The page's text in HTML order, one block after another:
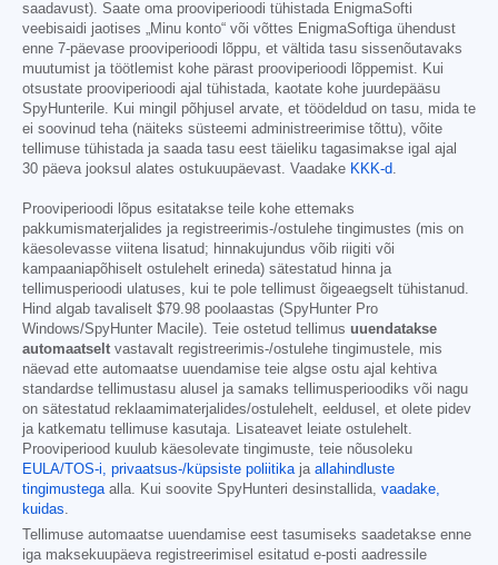
saadavust). Saate oma prooviperioodi tühistada EnigmaSofti
veebisaidi jaotises „Minu konto“ või võttes EnigmaSoftiga ühendust
enne 7-päevase prooviperioodi lõppu, et vältida tasu sissenõutavaks
muutumist ja töötlemist kohe pärast prooviperioodi lõppemist. Kui
otsustate prooviperioodi ajal tühistada, kaotate kohe juurdepääsu
SpyHunterile. Kui mingil põhjusel arvate, et töödeldud on tasu, mida te
ei soovinud teha (näiteks süsteemi administreerimise tõttu), võite
tellimuse tühistada ja saada tasu eest täieliku tagasimakse igal ajal
30 päeva jooksul alates ostukuupäevast. Vaadake KKK-d.
Prooviperioodi lõpus esitatakse teile kohe ettemaks
pakkumismaterjalides ja registreerimis-/ostulehe tingimustes (mis on
käesolevasse viitena lisatud; hinnakujundus võib riigiti või
kampaaniapõhiselt ostulehelt erineda) sätestatud hinna ja
tellimusperioodi ulatuses, kui te pole tellimust õigeaegselt tühistanud.
Hind algab tavaliselt $79.98 poolaastas (SpyHunter Pro
Windows/SpyHunter Macile). Teie ostetud tellimus uuendatakse
automaatselt vastavalt registreerimis-/ostulehe tingimustele, mis
näevad ette automaatse uuendamise teie algse ostu ajal kehtiva
standardse tellimustasu alusel ja samaks tellimusperioodiks või nagu
on sätestatud reklaamimaterjalides/ostulehelt, eeldusel, et olete pidev
ja katkematu tellimuse kasutaja. Lisateavet leiate ostulehelt.
Prooviperiood kuulub käesolevate tingimuste, teie nõusoleku
EULA/TOS-i, privaatsus-/küpsiste poliitikaja allahindluste
tingimustegaalla. Kui soovite SpyHunteri desinstallida, vaadake,
kuidas.
Tellimuse automaatse uuendamise eest tasumiseks saadetakse enne
iga maksekuupäeva registreerimisel esitatud e-posti aadressile